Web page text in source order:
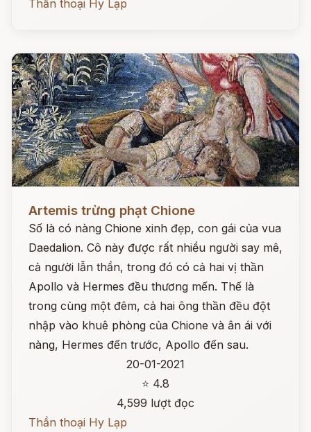
Thần thoại Hy Lạp
Artemis trừng phạt Chione
Số là có nàng Chione xinh đẹp, con gái của vua
Daedalion. Cô này được rất nhiều người say mê,
cả người lẫn thần, trong đó có cả hai vị thần
Apollo và Hermes đều thương mến. Thế là
trong cùng một đêm, cả hai ông thần đều đột
nhập vào khuê phòng của Chione và ân ái với
nàng, Hermes đến trước, Apollo đến sau.
20-01-2021
⭐ 4.8
4,599 lượt đọc
Thần thoại Hy Lạp